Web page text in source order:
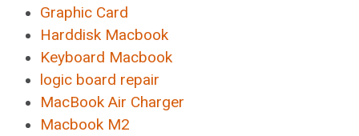
Graphic Card
Harddisk Macbook
Keyboard Macbook
logic board repair
MacBook Air Charger
Macbook M2